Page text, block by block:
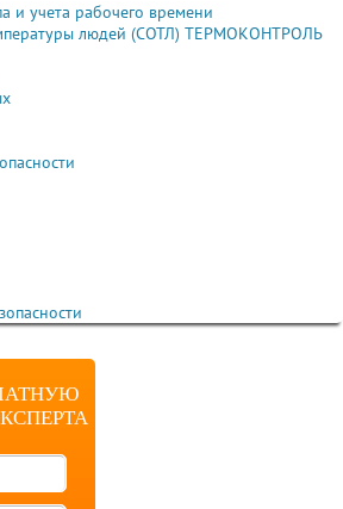
и учета рабочего времени
людей (СОТЛ) ТЕРМОКОНТРОЛЬ